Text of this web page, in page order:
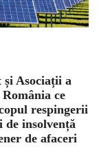
și Asociații a
ce
respingerii
de insolvență
de afaceri